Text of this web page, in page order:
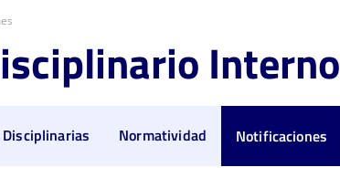
Interno
Normatividad Notificaciones